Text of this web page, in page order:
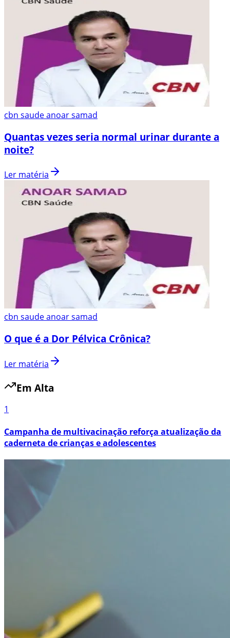
cbn saude anoar samad
Quantas vezes seria normal urinar durante a
noite?
Ler matéria
cbn saude anoar samad
O que é a Dor Pélvica Crônica?
Ler matéria
Em Alta
1
Campanha de multivacinação reforça atualização da
caderneta de crianças e adolescentes